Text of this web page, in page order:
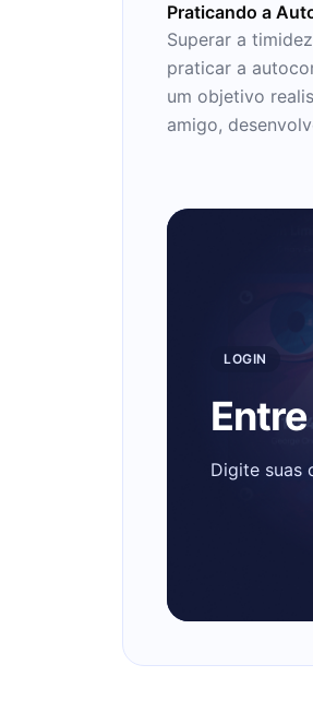
Praticando a
Superar a
praticar a
um objetivo
amigo,
LOGIN
Digite suas